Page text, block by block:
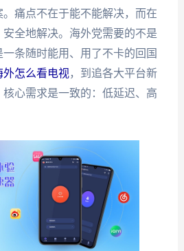
痛点不在于能不能解决，而在
全地解决。海外党需要的不是
条随时能用、用了不卡的回国
外怎么看电视，到追各大平台新
心需求是一致的：低延迟、高